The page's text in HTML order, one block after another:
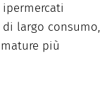
largo consumo,
più